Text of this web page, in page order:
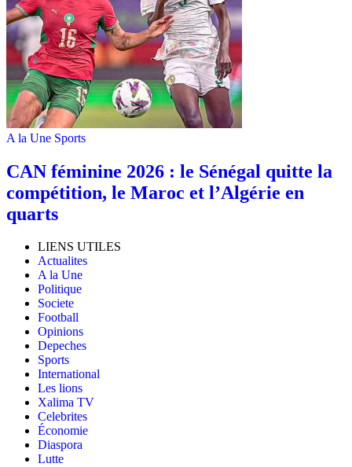
A la Une Sports
‎CAN féminine 2026 : le Sénégal quitte la
compétition, le Maroc et l’Algérie en
quarts
LIENS UTILES
Actualites
A la Une
Politique
Societe
Football
Opinions
Depeches
Sports
International
Les lions
Xalima TV
Celebrites
Économie
Diaspora
Lutte